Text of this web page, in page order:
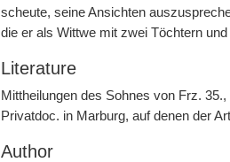
scheute, seine Ansichten
die er als Wittwe mit zwei Töchtern
Literature
Mittheilungen des Sohnes von Frz.
Privatdoc. in Marburg, auf denen der
Author